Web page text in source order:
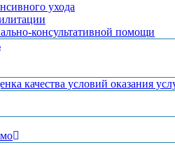
ухода
консультативной помощи
качества условий оказания